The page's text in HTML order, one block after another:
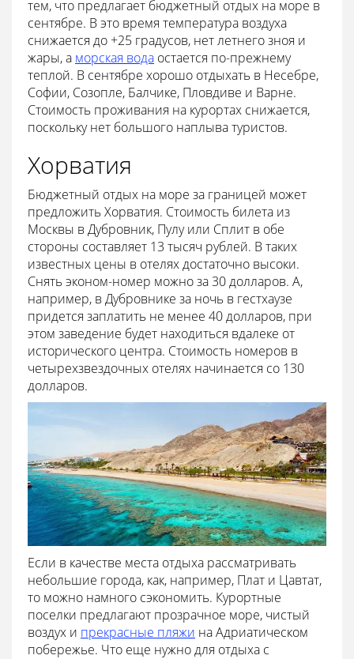
тем, что предлагает бюджетный отдых на море в
сентябре. В это время температура воздуха
снижается до +25 градусов, нет летнего зноя и
жары, а морская вода остается по-прежнему
теплой. В сентябре хорошо отдыхать в Несебре,
Софии, Созопле, Балчике, Пловдиве и Варне.
Стоимость проживания на курортах снижается,
поскольку нет большого наплыва туристов.
Хорватия
Бюджетный отдых на море за границей может
предложить Хорватия. Стоимость билета из
Москвы в Дубровник, Пулу или Сплит в обе
стороны составляет 13 тысяч рублей. В таких
известных цены в отелях достаточно высоки.
Снять эконом-номер можно за 30 долларов. А,
например, в Дубровнике за ночь в гестхаузе
придется заплатить не менее 40 долларов, при
этом заведение будет находиться вдалеке от
исторического центра. Стоимость номеров в
четырехзвездочных отелях начинается со 130
долларов.
Если в качестве места отдыха рассматривать
небольшие города, как, например, Плат и Цавтат,
то можно намного сэкономить. Курортные
поселки предлагают прозрачное море, чистый
воздух и прекрасные пляжи на Адриатическом
побережье. Что еще нужно для отдыха с